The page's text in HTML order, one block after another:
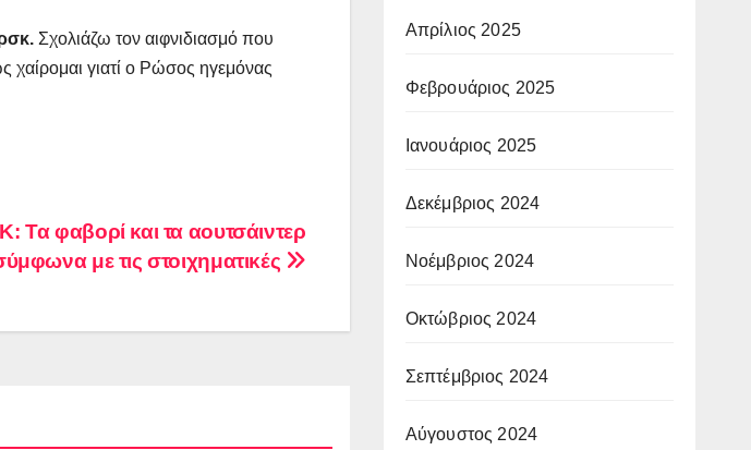
Σχολιάζω τον αιφνιδιασμό που
χαίρομαι γιατί ο Ρώσος ηγεμόνας
Τα φαβορί και τα αουτσάιντερ
με τις στοιχηματικές
Απρίλιος 2025
Φεβρουάριος 2025
Ιανουάριος 2025
Δεκέμβριος 2024
Νοέμβριος 2024
Οκτώβριος 2024
Σεπτέμβριος 2024
Αύγουστος 2024